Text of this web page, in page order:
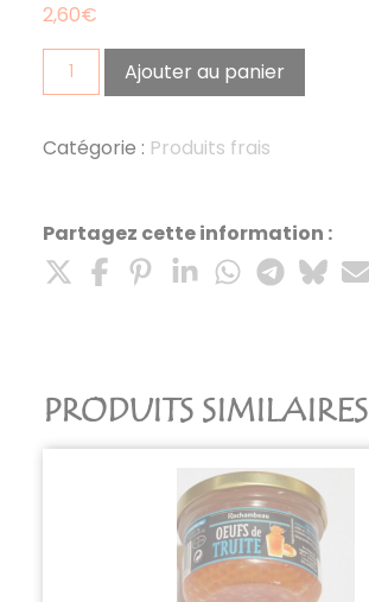
2,60€
quantité
de
coeurs
100g
Ajouter au panier
Catégorie : Produits frais
Partagez cette information :
PRODUITS SIMILAIRES